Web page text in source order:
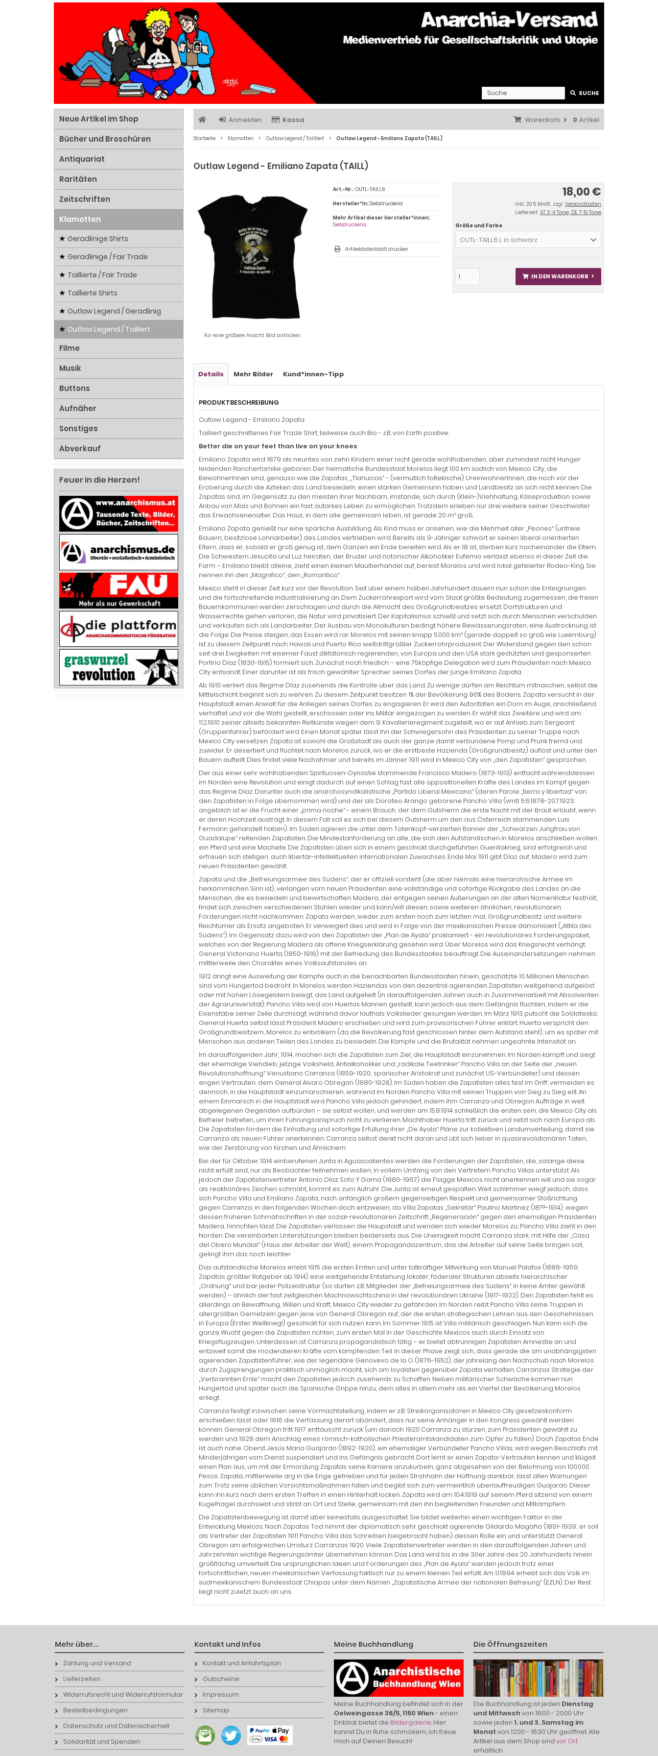
SUCHE
Anmelden Kassa Warenkorb 0 Artikel
Startseite Klamotten Outlaw Legend / Tailliert Outlaw Legend - Emiliano Zapata (TAILL)
Outlaw Legend - Emiliano Zapata (TAILL)
Für eine größere Ansicht Bild anklicken
18,00 €
inkl. 20 % MwSt. zzgl. Versandkosten
Lieferzeit: AT 3-4 Tage, DE 7-10 Tage
Größe und Farbe
OUTL-TAILL6 L in schwarz
IN DEN WARENKORB
Art.-Nr.:OUTL-TAILL6
Hersteller*in:Siebdruckeria
Mehr Artikel dieser Hersteller*innen:
Siebdruckeria
Artikeldatenblatt drucken
Details Mehr Bilder Kund*innen-Tipp
PRODUKTBESCHREIBUNG
Outlaw Legend - Emiliano Zapata
Tailliert geschnittenes Fair Trade Shirt, teilweise auch Bio - z.B. von Earth positive.
Better die on your feet than live on your knees
Emiliano Zapata wird 1879 als neuntes von zehn Kindern einer nicht gerade wohlhabenden, aber zumindest nicht Hunger
leidenden Rancherfamilie geboren. Der heimatliche Bundesstaat Morelos liegt 100 km südlich von Mexico City, die
BewohnerInnen sind, genauso wie die Zapatas, „Tlahuicas“ - (vermutlich toltekische) UreinwohnerInnen, die noch vor der
Eroberung durch die Azteken das Land besiedeln, einen starken Gemeinsinn haben und Landbesitz an sich nicht kennen. Die
Zapatas sind, im Gegensatz zu den meisten ihrer Nachbarn, imstande, sich durch (Klein-)Viehhaltung, Käseproduktion sowie
Anbau von Mais und Bohnen ein fast autarkes Leben zu ermöglichen. Trotzdem erleben nur drei weitere seiner Geschwister
das Erwachsenenalter. Das Haus, in dem alle gemeinsam leben, ist gerade 20 m² groß.
Emiliano Zapata genießt nur eine spärliche Ausbildung. Als Kind muss er ansehen, wie die Mehrheit aller „Peones“ (unfreie
Bauern, besitzlose Lohnarbeiter) des Landes vertrieben wird. Bereits als 9-Jähriger schwört er seinen liberal orientierten
Eltern, dass er, sobald er groß genug ist, dem Ganzen ein Ende bereiten wird. Als er 18 ist, sterben kurz nacheinander die Eltern.
Die Schwestern Jesucita und Luz heiraten, der Bruder und notorischer Alkoholiker Eufemio verlässt ebenso in dieser Zeit die
Farm – Emiliano bleibt alleine, zieht einen kleinen Maultierhandel auf, bereist Morelos und wird lokal gefeierter Rodeo-King. Sie
nennen ihn den „Magnifico“, den „Romantico“.
Mexico steht in dieser Zeit kurz vor der Revolution. Seit über einem halben Jahrhundert dauern nun schon die Enteignungen
und die fortschreitende Industrialisierung an. Dem Zuckerrohrexport wird vom Staat größte Bedeutung zugemessen, die freien
Bauernkommunen werden zerschlagen und durch die Allmacht des Großgrundbesitzes ersetzt. Dorfstrukturen und
Wasserrechte gehen verloren, die Natur wird privatisiert. Der Kapitalismus schießt und setzt sich durch. Menschen verschulden
und verkaufen sich als Landarbeiter. Der Ausbau von Monokulturen bedingt höhere Bewässerungsraten, eine Austrocknung ist
die Folge. Die Preise steigen, das Essen wird rar. Morelos mit seinen knapp 5.000 km² (gerade doppelt so groß wie Luxemburg)
ist zu diesem Zeitpunkt nach Hawaii und Puerto Rico weltdrittgrößter Zuckerrohrproduzent. Der Widerstand gegen den schon
seit drei Ewigkeiten mit eiserner Faust diktatorisch regierenden, von Europa und den USA stark gestützten und gesponserten
Porfirio Díaz (1830-1915) formiert sich. Zunächst noch friedlich – eine 75köpfige Delegation wird zum Präsidenten nach Mexico
City entsandt. Einer darunter ist als frisch gewählter Sprecher seines Dorfes der junge Emiliano Zapata.
Ab 1910 verliert das Regime Díaz zusehends die Kontrolle über das Land. Zu wenige dürfen am Reichtum mitnaschen, selbst die
Mittelschicht beginnt sich zu wehren. Zu diesem Zeitpunkt besitzen 1% der Bevölkerung 96% des Bodens. Zapata versucht in der
Hauptstadt einen Anwalt für die Anliegen seines Dorfes zu engagieren. Er wird den Autoritäten ein Dorn im Auge, anschließend
verhaftet und vor die Wahl gestellt, erschossen oder ins Militär eingezogen zu werden. Er wählt das Zweitere und wird am
11.2.1910 seiner allseits bekannten Reitkünste wegen dem 9. Kavallerieregiment zugeteilt, wo er auf Anhieb zum Sergeant
(Gruppenführer) befördert wird. Einen Monat später lässt ihn der Schwiegersohn des Präsidenten zu seiner Truppe nach
Mexico City versetzen. Zapata ist sowohl die Großstadt als auch der ganze damit verbundene Pomp und Prunk fremd und
zuwider. Er desertiert und flüchtet nach Morelos zurück, wo er die erstbeste Hazienda (Großgrundbesitz) auflöst und unter den
Bauern aufteilt. Dies findet viele Nachahmer und bereits im Jänner 1911 wird in Mexico City von „den Zapatisten“ gesprochen.
Der aus einer sehr wohlhabenden Spirituosen-Dynastie stammende Francisco Madero (1873-1913) entfacht währenddessen
im Norden eine Revolution und einigt dadurch auf einen Schlag fast alle oppositionellen Kräfte des Landes im Kampf gegen
das Regime Díaz. Darunter auch die anarchosyndikalistische „Partido Liberal Mexicano“ (deren Parole „tierra y libertad“ von
den Zapatisten in Folge übernommen wird) und der als Doroteo Arango geborene Pancho Villa (vmtl. 5.6.1878-20.7.1923;
angeblich ist er die Frucht einer „prima noche“ - einem Brauch, der dem Gutsherrn die erste Nacht mit der Braut erlaubt, wenn
er deren Hochzeit austrägt. In diesem Fall soll es sich bei diesem Gutsherrn um den aus Österreich stammenden Luis
Fermann gehandelt haben). Im Süden agieren die unter dem Totenkopf-verzierten Banner der „Schwarzen Jungfrau von
Guadalupe“ reitenden Zapatisten. Die Mindestanforderung an alle, die sich den Aufständischen in Morelos anschließen wollen:
ein Pferd und eine Machete. Die Zapatisten üben sich in einem geschickt durchgeführten Guerillakrieg, sind erfolgreich und
erfreuen sich stetigen, auch libertär-intellektuellen internationalen Zuwachses. Ende Mai 1911 gibt Díaz auf, Madero wird zum
neuen Präsidenten gewählt.
Zapata und die „Befreiungsarmee des Südens“, der er offiziell vorsteht (die aber niemals eine hierarchische Armee im
herkömmlichen Sinn ist), verlangen vom neuen Präsidenten eine vollständige und sofortige Rückgabe des Landes an die
Menschen, die es besiedeln und bewirtschaften. Madera, der entgegen seinen Äußerungen an der alten Nomenklatur festhält,
findet sich zwischen verschiedenen Stühlen wieder und kann/will diesen, sowie weiteren ähnlichen, revolutionären
Forderungen nicht nachkommen. Zapata werden, weder zum ersten noch zum letzten mal, Großgrundbesitz und weitere
Reichtümer als Ersatz angeboten. Er verweigert dies und wird in Folge von der mexikanischen Presse dämonisiert („Attila des
Südens“). Im Gegensatz dazu wird von den Zapatisten der „Plan de Ayala“ proklamiert - ein revolutionäres Forderungspaket,
welches von der Regierung Madera als offene Kriegserklärung gesehen wird. Über Morelos wird das Kriegsrecht verhängt,
General Victoriano Huerta (1850-1916) mit der Befriedung des Bundesstaates beauftragt. Die Auseinandersetzungen nehmen
mittlerweile den Charakter eines Volksaufstandes an.
1912 dringt eine Ausweitung der Kämpfe auch in die benachbarten Bundesstaaten hinein, geschätzte 10 Millionen Menschen
sind vom Hungertod bedroht. In Morelos werden Haziendas von den dezentral agierenden Zapatisten weitgehend aufgelöst
oder mit hohen Lösegeldern belegt, das Land aufgeteilt (in darauffolgenden Jahren auch in Zusammenarbeit mit Absolventen
der Agraruniversität). Pancho Villa wird von Huertas Mannen gestellt, kann jedoch aus dem Gefängnis flüchten, indem er die
Eisenstäbe seiner Zelle durchsägt, während davor lauthals Volkslieder gesungen werden. Im März 1913 putscht die Soldateska,
General Huerta selbst lässt Präsident Madero erschießen und wird zum provisorischen Führer erklärt. Huerta verspricht den
Großgrundbesitzern, Morelos zu entvölkern (da die Bevölkerung fast geschlossen hinter dem Aufstand steht), um es später mit
Menschen aus anderen Teilen des Landes zu besiedeln. Die Kämpfe und die Brutalität nehmen ungeahnte Intensität an.
Im darauffolgenden Jahr, 1914, machen sich die Zapatisten zum Ziel, die Hauptstadt einzunehmen. Im Norden kämpft und siegt
der ehemalige Viehdieb, jetzige Volksheld, Antialkoholiker und „radikale Teetrinker“ Pancho Villa an der Seite der „neuen
Revolutionshoffnung“ Venustiano Carranza (1859-1920; spanischer Aristokrat und zunächst US-Verbündeter) und dessen
engen Vertrauten, dem General Alvaro Obregon (1880-1928). Im Süden haben die Zapatisten alles fest im Griff, vermeiden es
dennoch, in die Hauptstadt einzumarschieren, während im Norden Pancho Villa mit seinen Truppen von Sieg zu Sieg eilt. An
einem Einmarsch in die Hauptstadt wird Pancho Villa jedoch gehindert, indem ihm Carranza und Obregon Aufträge in weit
abgelegenen Gegenden aufbürden – sie selbst wollen, und werden am 15.8.1914 schließlich die ersten sein, die Mexico City als
Befreier betreten, um ihren Führungsanspruch nicht zu verlieren. Machthaber Huerta tritt zurück und setzt sich nach Europa ab.
Die Zapatisten fordern die Einhaltung und sofortige Erfüllung ihrer „De Ayala“ Pläne zur kollektiven Landumverteilung, damit sie
Carranza als neuen Führer anerkennen. Carranza selbst denkt nicht daran und übt sich lieber in quasirevolutionären Taten,
wie der Zerstörung von Kirchen und Ähnlichem.
Bei der für Oktober 1914 einberufenen Junta in Aguascalientes werden die Forderungen der Zapatisten, die, solange diese
nicht erfüllt sind, nur als Beobachter teilnehmen wollen, in vollem Umfang von den Vertretern Pancho Villas unterstützt. Als
jedoch der Zapatistenvertreter Antonio Díaz Soto Y Gama (1880-1967) die Flagge Mexicos nicht anerkennen will und sie sogar
als reaktionäres Zeichen schmäht, kommt es zum Aufruhr. Die Junta ist erneut gespalten. Weit schlimmer wiegt jedoch, dass
sich Pancho Villa und Emiliano Zapata, nach anfänglich großem gegenseitigen Respekt und gemeinsamer Stoßrichtung
gegen Carranza, in den folgenden Wochen doch entzweien, da Villa Zapatas „Sekretär“ Paulino Martinez (18??-1914), wegen
dessen früheren Schmähschriften in der sozial-revolutionären Zeitschrift „Regeneración“ gegen den ehemaligen Präsidenten
Madera, hinrichten lässt. Die Zapatisten verlassen die Haupstadt und wenden sich wieder Morelos zu, Pancho Villa zieht in den
Norden. Die vereinbarten Unterstützungen bleiben beiderseits aus. Die Uneinigkeit macht Carranza stark, mit Hilfe der „Casa
del Obero Mundial“ (Haus der Arbeiter der Welt), einem Propagandazentrum, das die Arbeiter auf seine Seite bringen soll,
gelingt ihm das noch leichter.
Das aufständische Morelos erlebt 1915 die ersten Ernten und unter tatkräftiger Mitwirkung von Manuel Palafox (1886-1959;
Zapatas größter Ratgeber ab 1914) eine weitgehende Entstehung lokaler, föderaler Strukturen abseits hierarchischer
„Ordnung“ und bar jeder Polizeistruktur (so dürfen z.B. Mitglieder der „Befreiungsarmee des Südens“ in keine Ämter gewählt
werden) – ähnlich der fast zeitgleichen Machnowschtschina in der revolutionären Ukraine (1917-1922). Den Zapatisten fehlt es
allerdings an Bewaffnung, Willen und Kraft, Mexico City wieder zu gefährden. Im Norden reibt Pancho Villa seine Truppen in
allergrößten Gemetzeln gegen jene von General Obregon auf, der die ersten strategischen Lehren aus den Geschehnissen
in Europa (Erster Weltkrieg!) geschickt für sich nutzen kann. Im Sommer 1915 ist Villa militärisch geschlagen. Nun kann sich die
ganze Wucht gegen die Zapatisten richten, zum ersten Mal in der Geschichte Mexicos auch durch Einsatz von
Kriegsflugzeugen. Unterdessen ist Carranza propagandistisch tätig – er bietet abtrünnigen Zapatisten Amnestie an und
entzweit somit die moderateren Kräfte vom kämpfenden Teil. In dieser Phase zeigt sich, dass gerade die am unabhängigsten
agierenden Zapatistenführer, wie der legendäre Genovevo de la O (1876-1952), der jahrelang den Nachschub nach Morelos
durch Zugsprengungen praktisch unmöglich macht, sich am loyalsten gegenüber Zapata verhalten. Carranzas Strategie der
„Verbrannten Erde“ macht den Zapatisten jedoch zusehends zu Schaffen. Neben militärischer Schwäche kommen nun
Hungertod und später auch die Spanische Grippe hinzu, dem alles in allem mehr als ein Viertel der Bevölkerung Morelos
erliegt.
Carranza festigt inzwischen seine Vormachtstellung, indem er z.B. Streikorganisatoren in Mexico City gesetzeskonform
erschießen lässt oder 1916 die Verfassung derart abändert, dass nur seine Anhänger in den Kongress gewählt werden
können. General Obregon tritt 1917 enttäuscht zurück (um danach 1920 Carranza zu stürzen, zum Präsidenten gewählt zu
werden und 1928 dem Anschlag eines römisch-katholischen Priesteramtskandidaten zum Opfer zu fallen). Doch Zapatas Ende
ist auch nahe. Oberst Jesús Maria Guajardo (1892-1920), ein ehemaliger Verbündeter Pancho Villas, wird wegen Beischlafs mit
Minderjährigen vom Dienst suspendiert und ins Gefängnis gebracht. Dort lernt er einen Zapata-Vertrauten kennen und klügelt
einen Plan aus, um mit der Ermordung Zapatas seine Karriere anzukurbeln, ganz abgesehen von der Belohnung von 100.000
Pesos. Zapata, mittlerweile arg in die Enge getrieben und für jeden Strohhalm der Hoffnung dankbar, lässt allen Warnungen
zum Trotz seine üblichen Vorsichtsmaßnahmen fallen und begibt sich zum vermeintlich überlauffreudigen Guajardo. Dieser
kann ihn kurz nach dem ersten Treffen in einen Hinterhalt locken. Zapata wird am 10.4.1919 auf seinem Pferd sitzend von einem
Kugelhagel durchsiebt und stirbt an Ort und Stelle, gemeinsam mit den ihn begleitenden Freunden und Mitkämpfern.
Die Zapatistenbewegung ist damit aber keinesfalls ausgeschaltet. Sie bildet weiterhin einen wichtigen Faktor in der
Entwicklung Mexicos. Nach Zapatas Tod nimmt der diplomatisch sehr geschickt agierende Gildardo Magaña (1891-1939; er soll
als Vertreter der Zapatisten 1911 Pancho Villa das Schreiben beigebracht haben) dessen Rolle ein und unterstützt General
Obregon am erfolgreichen Umsturz Carranzas 1920. Viele Zapatistenvertreter werden in den darauffolgenden Jahren und
Jahrzehnten wichtige Regierungsämter übernehmen können. Das Land wird bis in die 30er Jahre des 20. Jahrhunderts hinein
großflächig umverteilt. Die ursprünglichen Ideen und Forderungen des „Plan de Ayala“ werden jedoch trotz einer
fortschrittlichen, neuen mexikanischen Verfassung faktisch nur zu einem kleinen Teil erfüllt. Am 1.1.1994 erhebt sich das Volk im
südmexikanischem Bundesstaat Chiapas unter dem Namen „Zapatistische Armee der nationalen Befreiung“ (EZLN). Der Rest
liegt nicht zuletzt auch an uns.
Neue Artikel im Shop
Bücher und Broschüren
Antiquariat
Raritäten
Zeitschriften
Klamotten
Geradlinige Shirts
Geradlinige / Fair Trade
Taillierte / Fair Trade
Taillierte Shirts
Outlaw Legend / Geradlinig
Outlaw Legend / Tailliert
Filme
Musik
Buttons
Aufnäher
Sonstiges
Abverkauf
Feuer in die Herzen!
Mehr über...
Zahlung und Versand
Lieferzeiten
Widerrufsrecht und Widerrufsformular
Bestellbedingungen
Datenschutz und Datensicherheit
Solidarität und Spenden
Kontakt und Infos
Kontakt und Anfahrtsplan
Gutscheine
Impressum
Sitemap
Meine Buchhandlung
Meine Buchhandlung befindet sich in der
Oelweingasse 36/5, 1150 Wien- einen
Einblick bietet die Bildergalerie. Hier
kannst Du in Ruhe schmökern, ich freue
mich auf Deinen Besuch!
Die Öffnungszeiten
Die Buchhandlung ist jeden Dienstag
und Mittwoch von 18:00 - 20:00 Uhr
sowie jeden 1. und 3. Samstag im
Monat von 12:00 - 16:30 Uhr geöffnet. Alle
Artikel aus dem Shop sind vor Ort
erhältlich.